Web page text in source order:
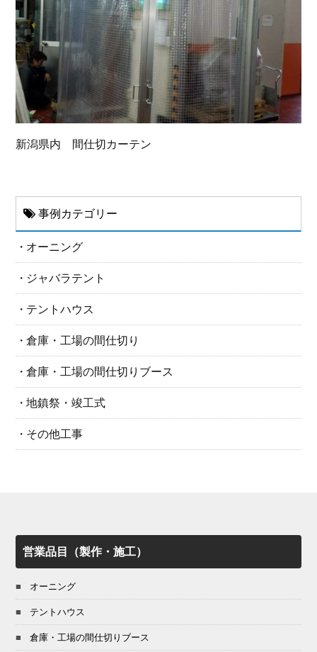
新潟県内 間仕切カーテン
事例カテゴリー
オーニング
ジャバラテント
テントハウス
倉庫・工場の間仕切り
倉庫・工場の間仕切りブース
地鎮祭・竣工式
その他工事
営業品目（製作・施工）
オーニング
テントハウス
倉庫・工場の間仕切りブース